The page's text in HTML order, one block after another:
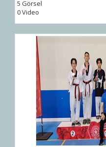
5 Görsel
0 Video